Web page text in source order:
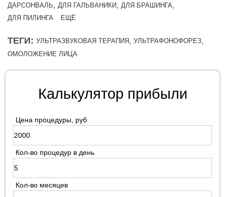
ДАРСОНВАЛЬ, ДЛЯ ГАЛЬВАНИКИ, ДЛЯ БРАШИНГА,
ДЛЯ ПИЛИНГА ЕЩЁ
ТЕГИ: УЛЬТРАЗВУКОВАЯ ТЕРАПИЯ , УЛЬТРАФОНОФОРЕЗ,
ОМОЛОЖЕНИЕ ЛИЦА
Калькулятор прибыли
Цена процедуры, руб
Кол-во процедур в день
Кол-во месяцев